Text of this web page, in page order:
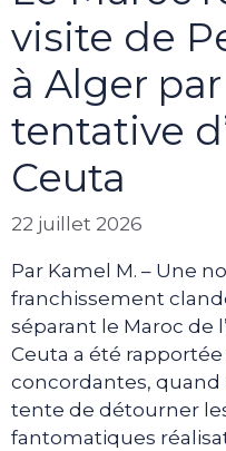
visite de
à Alger
tentative
Ceuta
22 juillet 2026
Par Kamel M. – Une
franchissement
séparant le Maroc de
Ceuta a été
concordantes,
tente de détourner
fantomatiques